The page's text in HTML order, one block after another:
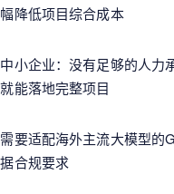
降低项目综合成本
小企业：没有足够的人力
能落地完整项目
要适配海外主流大模型
合规要求